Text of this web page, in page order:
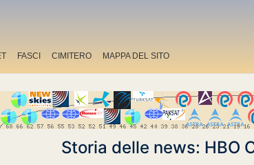
FASCI CIMITERO MAPPA DEL SITO
Storia delle news: HBO